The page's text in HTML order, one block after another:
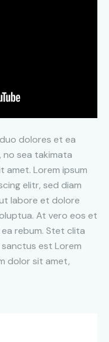
dolores et ea
no sea takimata
amet. Lorem ipsum
elitr, sed diam
labore et dolore
At vero eos et
rebum. Stet clita
est Lorem
dolor sit amet,